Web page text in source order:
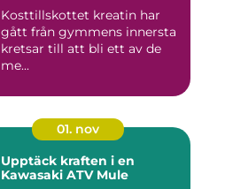
Kosttillskottet kreatin har
gått från gymmens innersta
kretsar till att bli ett av de
me...
01. nov
Upptäck kraften i en
Kawasaki ATV Mule